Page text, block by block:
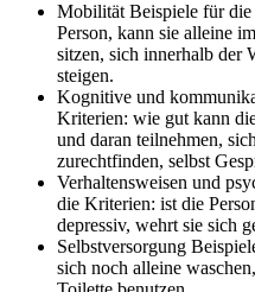
Mobilität Beispiele für
Person, kann sie alleine
sitzen, sich innerhalb der
steigen.
Kognitive und
Kriterien: wie gut kann
und daran teilnehmen,
zurechtfinden, selbst
Verhaltensweisen und
die Kriterien: ist die
depressiv, wehrt sie sich
Selbstversorgung
sich noch alleine